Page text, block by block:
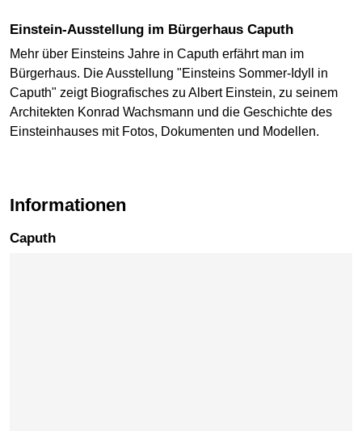
Einstein-Ausstellung im Bürgerhaus Caputh
Mehr über Einsteins Jahre in Caputh erfährt man im
Bürgerhaus. Die Ausstellung "Einsteins Sommer-Idyll in
Caputh" zeigt Biografisches zu Albert Einstein, zu seinem
Architekten Konrad Wachsmann und die Geschichte des
Einsteinhauses mit Fotos, Dokumenten und Modellen.
Informationen
Caputh